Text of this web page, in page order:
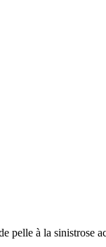
pelle à la sinistrose